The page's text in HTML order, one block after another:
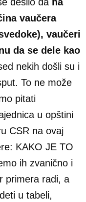
vaučera
vaučeri
da se dele kao
nekih došli su i
To ne može
pitati
u opštini
CSR na ovaj
KAKO JE TO
ih zvanično i
primera radi, a
u tabeli,